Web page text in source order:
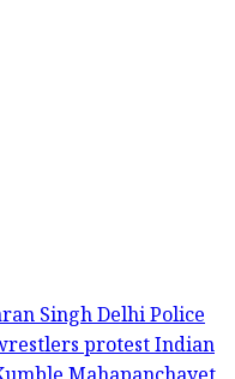
SinghDelhi Police
protestIndian